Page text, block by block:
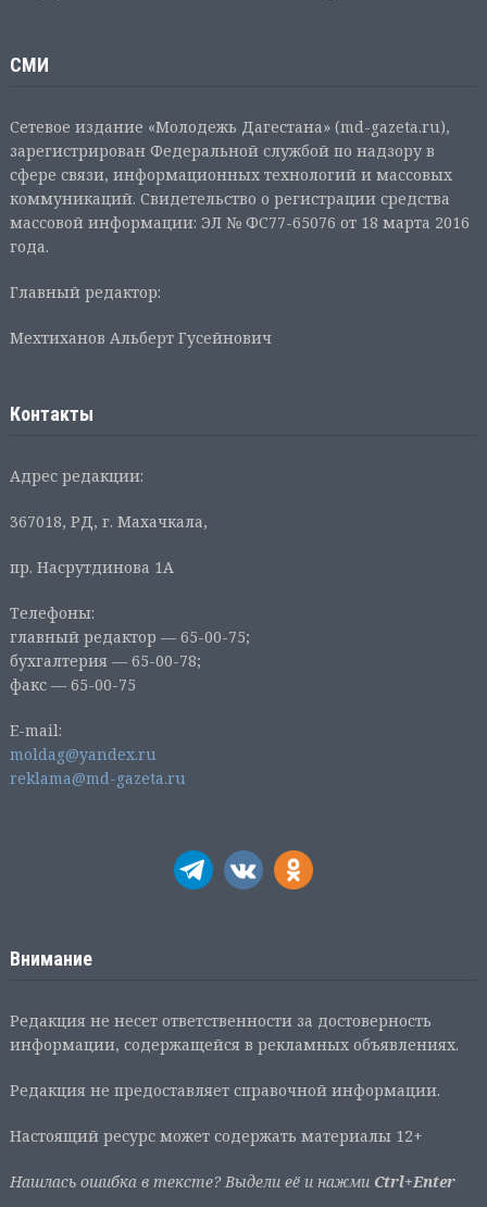
СМИ
Сетевое издание «Молодежь Дагестана» (md-gazeta.ru),
зарегистрирован Федеральной службой по надзору в
сфере связи, информационных технологий и массовых
коммуникаций. Свидетельство о регистрации средства
массовой информации: ЭЛ № ФС77-65076 от 18 марта 2016
года.
Главный редактор:
Мехтиханов Альберт Гусейнович
Контакты
Адрес редакции:
367018, РД, г. Махачкала,
пр. Насрутдинова 1А
Телефоны:
главный редактор — 65-00-75;
бухгалтерия — 65-00-78;
факс — 65-00-75
E-mail:
moldag@yandex.ru
reklama@md-gazeta.ru
Внимание
Редакция не несет ответственности за достоверность
информации, содержащейся в рекламных объявлениях.
Редакция не предоставляет справочной информации.
Настоящий ресурс может содержать материалы 12+
Нашлась ошибка в тексте? Выдели её и нажми Ctrl+Enter